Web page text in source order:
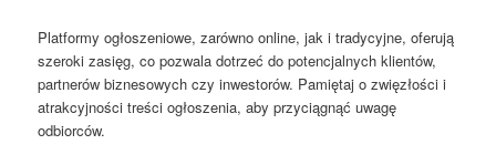
Platformy ogłoszeniowe, zarówno online, jak i tradycyjne, oferują
szeroki zasięg, co pozwala dotrzeć do potencjalnych klientów,
partnerów biznesowych czy inwestorów. Pamiętaj o zwięzłości i
atrakcyjności treści ogłoszenia, aby przyciągnąć uwagę
odbiorców.